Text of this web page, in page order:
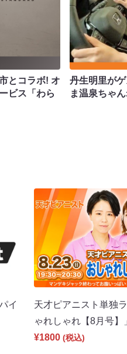
とコラボ! オ
ビス「わら
丹生明里が
ま温泉ちゃ
イ
天才ピアニスト単独
ゃれしゃれ【8月号
¥1800 (税込)